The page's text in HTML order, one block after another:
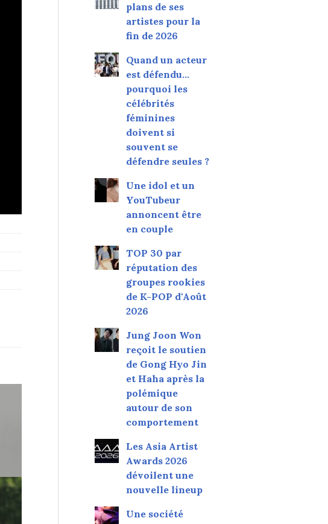
plans de ses
artistes pour la
fin de 2026
Quand un acteur
est défendu…
pourquoi les
célébrités
féminines
doivent si
souvent se
défendre seules ?
Une idol et un
YouTubeur
annoncent être
en couple
TOP 30 par
réputation des
groupes rookies
de K-POP d'Août
2026
Jung Joon Won
reçoit le soutien
de Gong Hyo Jin
et Haha après la
polémique
autour de son
comportement
Les Asia Artist
Awards 2026
dévoilent une
nouvelle lineup
Une société